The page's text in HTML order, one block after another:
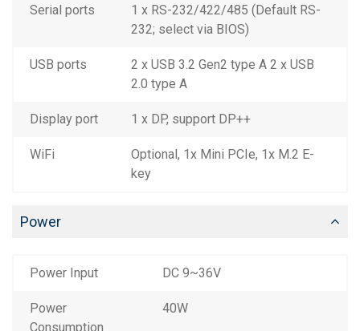
Serial ports
1 x RS-232/422/485 (Default RS-
232; select via BIOS)
USB ports
2 x USB 3.2 Gen2 type A 2 x USB
2.0 type A
Display port 1 x DP, support DP++
WiFi
Optional, 1x Mini PCIe, 1x M.2 E-
key
Power
Power Input DC 9~36V
Power
Consumption
40W